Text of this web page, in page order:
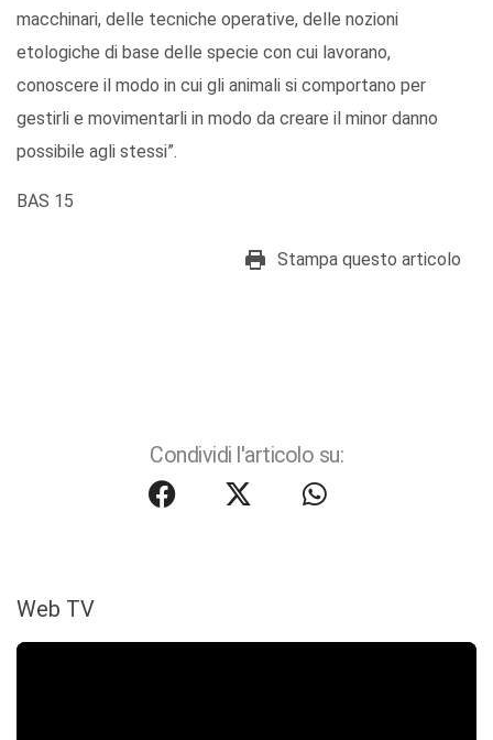
macchinari, delle tecniche operative, delle nozioni
etologiche di base delle specie con cui lavorano,
conoscere il modo in cui gli animali si comportano per
gestirli e movimentarli in modo da creare il minor danno
possibile agli stessi”.
BAS 15
Stampa questo articolo
Condividi l'articolo su:
Web TV